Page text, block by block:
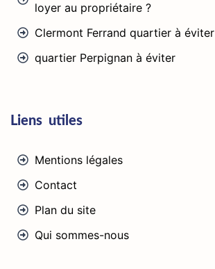
loyer au propriétaire ?
Clermont Ferrand quartier à éviter
quartier Perpignan à éviter
Liens utiles
Mentions légales
Contact
Plan du site
Qui sommes-nous